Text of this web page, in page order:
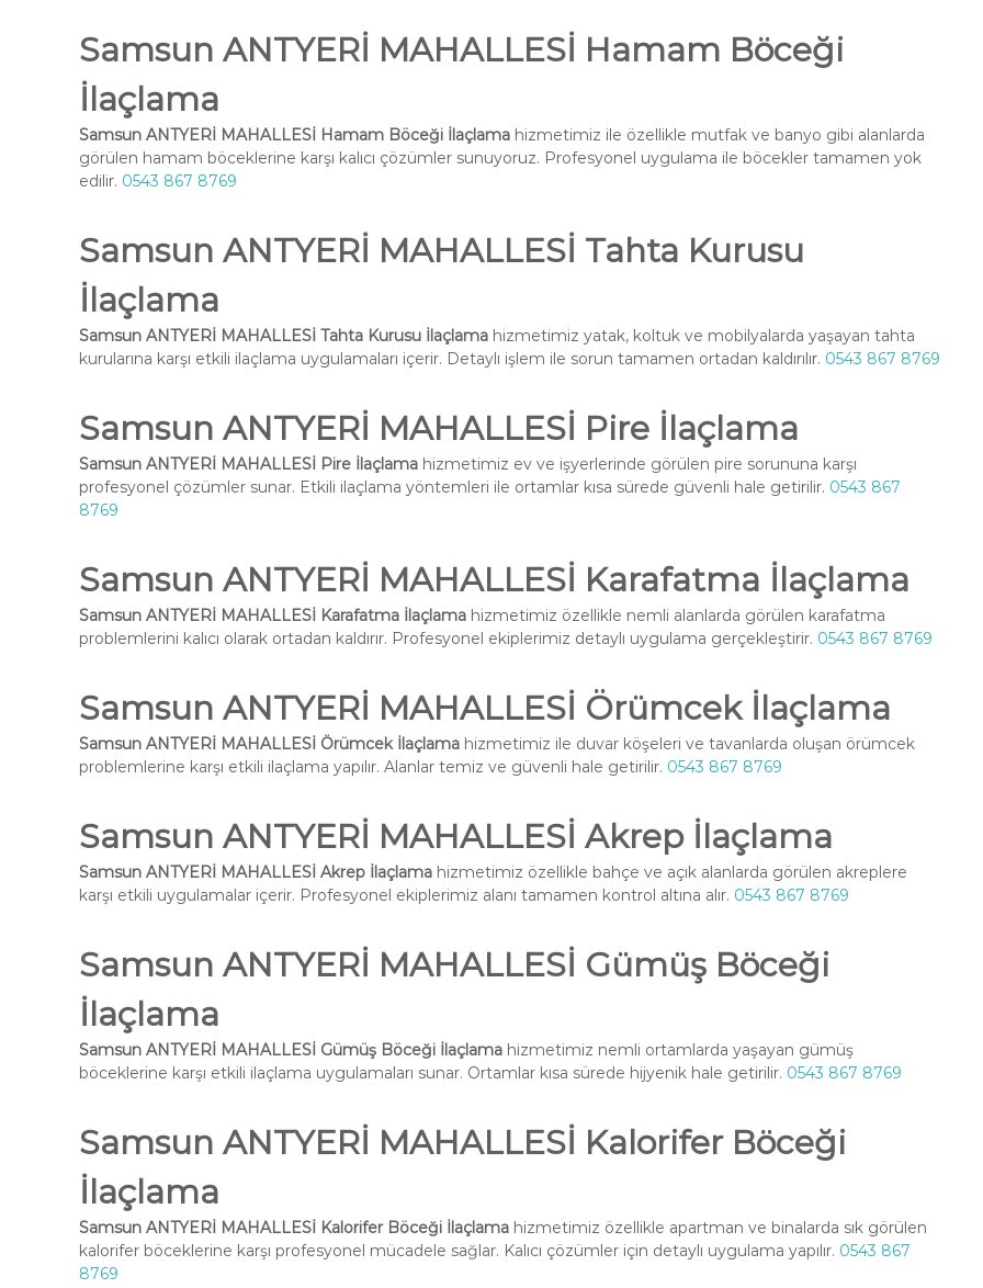
Samsun ANTYERİ MAHALLESİ Hamam Böceği
İlaçlama
Samsun ANTYERİ MAHALLESİ Hamam Böceği İlaçlama hizmetimiz ile özellikle mutfak ve banyo gibi alanlarda
görülen hamam böceklerine karşı kalıcı çözümler sunuyoruz. Profesyonel uygulama ile böcekler tamamen yok
edilir. 0543 867 8769
Samsun ANTYERİ MAHALLESİ Tahta Kurusu
İlaçlama
Samsun ANTYERİ MAHALLESİ Tahta Kurusu İlaçlama hizmetimiz yatak, koltuk ve mobilyalarda yaşayan tahta
kurularına karşı etkili ilaçlama uygulamaları içerir. Detaylı işlem ile sorun tamamen ortadan kaldırılır. 0543 867 8769
Samsun ANTYERİ MAHALLESİ Pire İlaçlama
Samsun ANTYERİ MAHALLESİ Pire İlaçlama hizmetimiz ev ve işyerlerinde görülen pire sorununa karşı
profesyonel çözümler sunar. Etkili ilaçlama yöntemleri ile ortamlar kısa sürede güvenli hale getirilir. 0543 867
8769
Samsun ANTYERİ MAHALLESİ Karafatma İlaçlama
Samsun ANTYERİ MAHALLESİ Karafatma İlaçlama hizmetimiz özellikle nemli alanlarda görülen karafatma
problemlerini kalıcı olarak ortadan kaldırır. Profesyonel ekiplerimiz detaylı uygulama gerçekleştirir. 0543 867 8769
Samsun ANTYERİ MAHALLESİ Örümcek İlaçlama
Samsun ANTYERİ MAHALLESİ Örümcek İlaçlama hizmetimiz ile duvar köşeleri ve tavanlarda oluşan örümcek
problemlerine karşı etkili ilaçlama yapılır. Alanlar temiz ve güvenli hale getirilir. 0543 867 8769
Samsun ANTYERİ MAHALLESİ Akrep İlaçlama
Samsun ANTYERİ MAHALLESİ Akrep İlaçlama hizmetimiz özellikle bahçe ve açık alanlarda görülen akreplere
karşı etkili uygulamalar içerir. Profesyonel ekiplerimiz alanı tamamen kontrol altına alır. 0543 867 8769
Samsun ANTYERİ MAHALLESİ Gümüş Böceği
İlaçlama
Samsun ANTYERİ MAHALLESİ Gümüş Böceği İlaçlama hizmetimiz nemli ortamlarda yaşayan gümüş
böceklerine karşı etkili ilaçlama uygulamaları sunar. Ortamlar kısa sürede hijyenik hale getirilir. 0543 867 8769
Samsun ANTYERİ MAHALLESİ Kalorifer Böceği
İlaçlama
Samsun ANTYERİ MAHALLESİ Kalorifer Böceği İlaçlama hizmetimiz özellikle apartman ve binalarda sık görülen
kalorifer böceklerine karşı profesyonel mücadele sağlar. Kalıcı çözümler için detaylı uygulama yapılır. 0543 867
8769